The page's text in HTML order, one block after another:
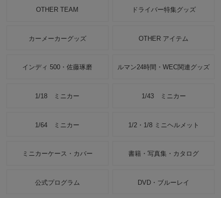
OTHER TEAM ドライバー特集グッズ
カーメーカーグッズ OTHER アイテム
インディ 500・佐藤琢磨 ルマン24時間・WEC関連グッズ
1/18 ミニカー 1/43 ミニカー
1/64 ミニカー 1/2・1/8 ミニヘルメット
ミニカーケース・カバー 書籍・写真集・カタログ
公式プログラム DVD・ブルーレイ